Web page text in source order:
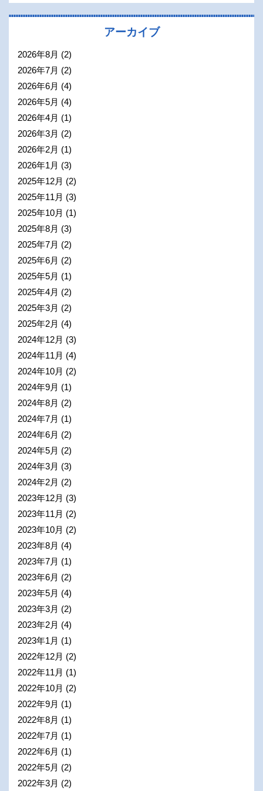
アーカイブ
2026年8月 (2)
2026年7月 (2)
2026年6月 (4)
2026年5月 (4)
2026年4月 (1)
2026年3月 (2)
2026年2月 (1)
2026年1月 (3)
2025年12月 (2)
2025年11月 (3)
2025年10月 (1)
2025年8月 (3)
2025年7月 (2)
2025年6月 (2)
2025年5月 (1)
2025年4月 (2)
2025年3月 (2)
2025年2月 (4)
2024年12月 (3)
2024年11月 (4)
2024年10月 (2)
2024年9月 (1)
2024年8月 (2)
2024年7月 (1)
2024年6月 (2)
2024年5月 (2)
2024年3月 (3)
2024年2月 (2)
2023年12月 (3)
2023年11月 (2)
2023年10月 (2)
2023年8月 (4)
2023年7月 (1)
2023年6月 (2)
2023年5月 (4)
2023年3月 (2)
2023年2月 (4)
2023年1月 (1)
2022年12月 (2)
2022年11月 (1)
2022年10月 (2)
2022年9月 (1)
2022年8月 (1)
2022年7月 (1)
2022年6月 (1)
2022年5月 (2)
2022年3月 (2)